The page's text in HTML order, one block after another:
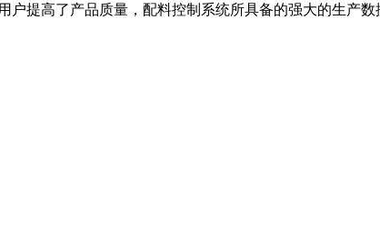
户提高了产品质量，配料控制系统所具备的强大的生产